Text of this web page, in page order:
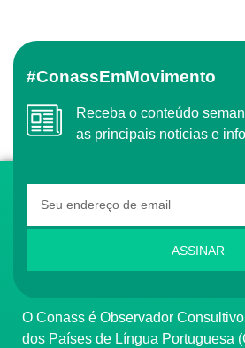
#ConassEmMovimento
Receba o conteúdo semanal do Conass com
as principais notícias e
ASSINAR
O Conass é Observador Consultivo da Comunidade
dos Países de Língua Portuguesa